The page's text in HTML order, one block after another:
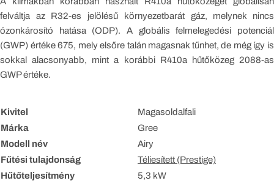
felváltja az R32-es jelölésű környezetbarát gáz, melynek nincs
ózonkárosító hatása (ODP). A globális felmelegedési potenciál
(GWP) értéke 675, mely elsőre talán magasnak tűnhet, de még így is
sokkal alacsonyabb, mint a korábbi R410a hűtőközeg 2088-as
GWP értéke.
Kivitel
Magasoldalfali
Márka
Gree
Modell név
Airy
Fűtési tulajdonság
Téliesített (Prestige)
Hűtőteljesítmény
5,3 kW